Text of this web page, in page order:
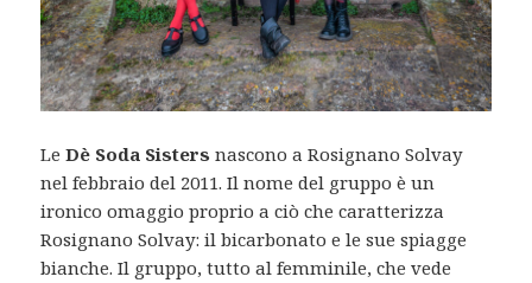
LeDè Soda Sistersnascono a Rosignano Solvay
nel febbraio del 2011. Il nome del gruppo è un
ironico omaggio proprio a ciò che caratterizza
Rosignano Solvay: il bicarbonato e le sue spiagge
bianche. Il gruppo, tutto al femminile, che vede